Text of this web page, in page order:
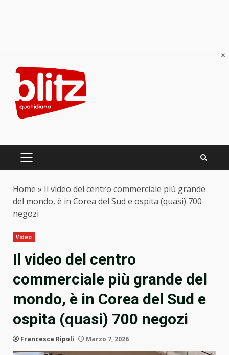
content
PRIMARY
Home » Il video del centro commerciale più grande
del mondo, è in Corea del Sud e ospita (quasi) 700
negozi
Video
Il video del centro
commerciale più grande del
mondo, è in Corea del Sud e
ospita (quasi) 700 negozi
Francesca Ripoli Marzo 7, 2026
×